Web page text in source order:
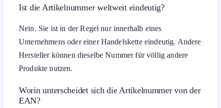
Ist die Artikelnummer weltweit eindeutig?
Nein. Sie ist in der Regel nur innerhalb eines
Unternehmens oder einer Handelskette eindeutig. Andere
Hersteller können dieselbe Nummer für völlig andere
Produkte nutzen.
Worin unterscheidet sich die Artikelnummer von der
EAN?